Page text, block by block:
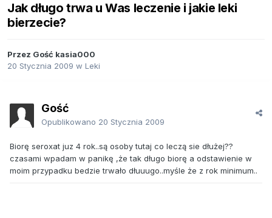
Jak długo trwa u Was leczenie i jakie leki
bierzecie?
Przez Gość kasia000
20 Stycznia 2009 w Leki
Gość
Opublikowano 20 Stycznia 2009
Biorę seroxat juz 4 rok..są osoby tutaj co leczą sie dłużej??
czasami wpadam w panikę ,że tak długo biorę a odstawienie w
moim przypadku bedzie trwało dłuuugo..myśle że z rok minimum..